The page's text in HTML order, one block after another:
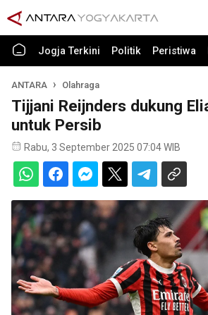
Jogja Terkini Politik Peristiwa
ANTARA Olahraga
Tijjani Reijnders dukung
untuk Persib
Rabu, 3 September 2025 07:04 WIB